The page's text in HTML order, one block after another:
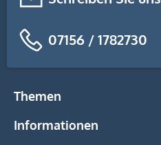
07156 / 1782730
Themen
Informationen